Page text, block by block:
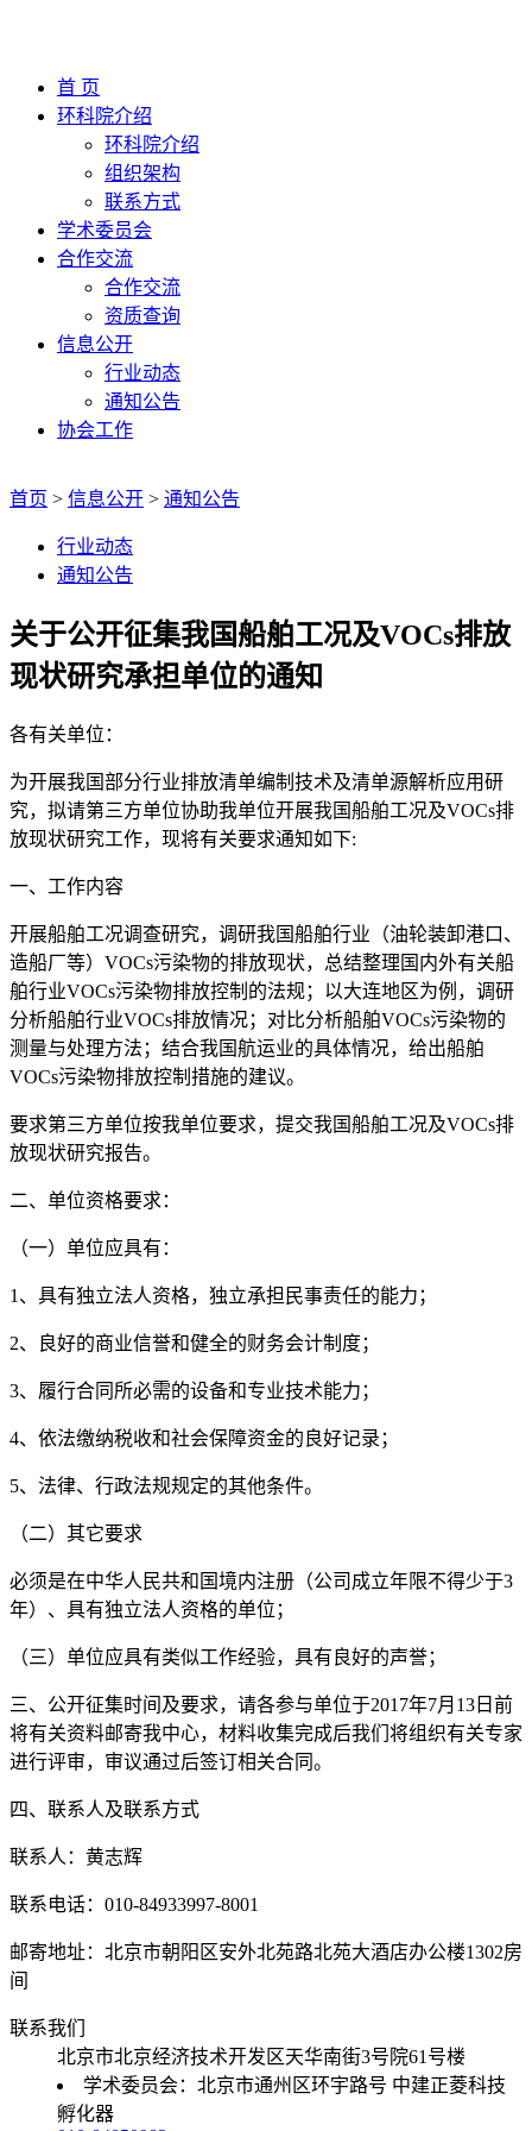
首 页
环科院介绍
环科院介绍
组织架构
联系方式
学术委员会
合作交流
合作交流
资质查询
信息公开
行业动态
通知公告
协会工作
首页 > 信息公开 > 通知公告
行业动态
通知公告
关于公开征集我国船舶工况及VOCs排放
现状研究承担单位的通知
各有关单位：
为开展我国部分行业排放清单编制技术及清单源解析应用研
究，拟请第三方单位协助我单位开展我国船舶工况及VOCs排
放现状研究工作，现将有关要求通知如下:
一、工作内容
开展船舶工况调查研究，调研我国船舶行业（油轮装卸港口、
造船厂等）VOCs污染物的排放现状，总结整理国内外有关船
舶行业VOCs污染物排放控制的法规；以大连地区为例，调研
分析船舶行业VOCs排放情况；对比分析船舶VOCs污染物的
测量与处理方法；结合我国航运业的具体情况，给出船舶
VOCs污染物排放控制措施的建议。
要求第三方单位按我单位要求，提交我国船舶工况及VOCs排
放现状研究报告。
二、单位资格要求：
（一）单位应具有：
1、具有独立法人资格，独立承担民事责任的能力；
2、良好的商业信誉和健全的财务会计制度；
3、履行合同所必需的设备和专业技术能力；
4、依法缴纳税收和社会保障资金的良好记录；
5、法律、行政法规规定的其他条件。
（二）其它要求
必须是在中华人民共和国境内注册（公司成立年限不得少于3
年）、具有独立法人资格的单位；
（三）单位应具有类似工作经验，具有良好的声誉；
三、公开征集时间及要求，请各参与单位于2017年7月13日前
将有关资料邮寄我中心，材料收集完成后我们将组织有关专家
进行评审，审议通过后签订相关合同。
四、联系人及联系方式
联系人：黄志辉
联系电话：010-84933997-8001
邮寄地址：北京市朝阳区安外北苑路北苑大酒店办公楼1302房
间
联系我们
北京市北京经济技术开发区天华南街3号院61号楼
学术委员会：北京市通州区环宇路号 中建正菱科技
孵化器